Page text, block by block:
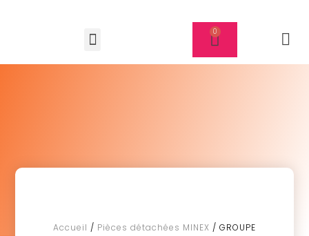
Accueil / Pièces détachées MINEX / GROUPE